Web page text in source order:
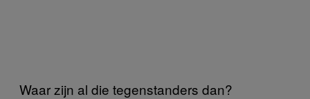
Waar zijn al die tegenstanders dan?